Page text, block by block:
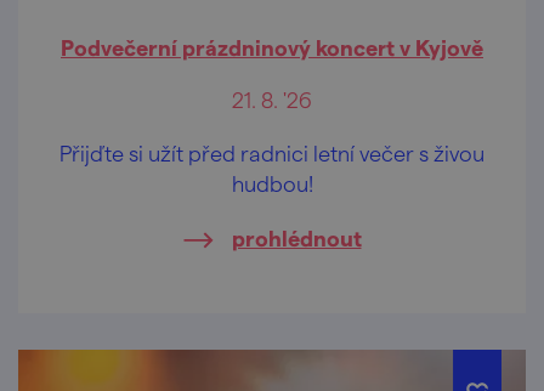
Podvečerní prázdninový koncert v Kyjově
21. 8. '26
Přijďte si užít před radnici letní večer s živou
hudbou!
prohlédnout